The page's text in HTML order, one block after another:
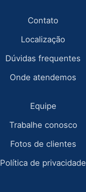
Contato
Localização
Dúvidas frequentes
Onde atendemos
Equipe
Trabalhe conosco
Fotos de clientes
Política de privacidade